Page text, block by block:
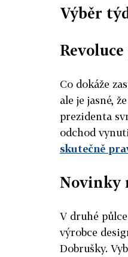
Výběr
Co dokáže
ale je jasné,
prezidenta
odchod
skutečně
Novinky
V druhé
výrobce
Dobrušky.